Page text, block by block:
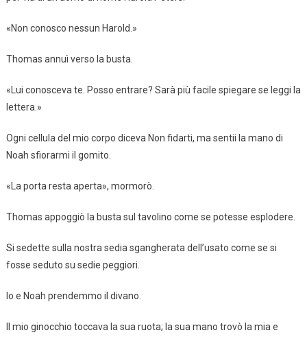
«Non conosco nessun Harold.»
Thomas annuì verso la busta.
«Lui conosceva te. Posso entrare? Sarà più facile spiegare se leggi la
lettera.»
Ogni cellula del mio corpo diceva Non fidarti, ma sentii la mano di
Noah sfiorarmi il gomito.
«La porta resta aperta», mormorò.
Thomas appoggiò la busta sul tavolino come se potesse esplodere.
Si sedette sulla nostra sedia sgangherata dell’usato come se si
fosse seduto su sedie peggiori.
Io e Noah prendemmo il divano.
Il mio ginocchio toccava la sua ruota; la sua mano trovò la mia e